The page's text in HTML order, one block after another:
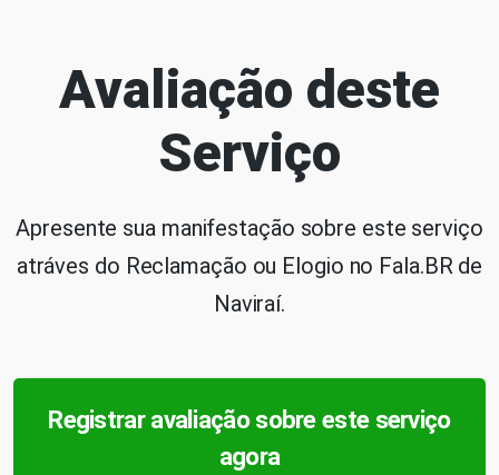
Avaliação deste
Serviço
Apresente sua manifestação sobre este serviço
atráves do Reclamação ou Elogio no Fala.BR de
Naviraí.
Registrar avaliação sobre este serviço
agora